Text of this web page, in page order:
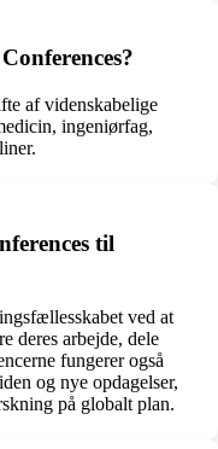
af videnskabelige
ingeniørfag,
til
ved at
deres arbejde, dele
fungerer også
og nye opdagelser,
på globalt plan.